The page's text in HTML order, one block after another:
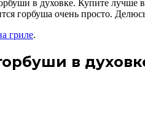
в духовке. Купите
горбуша очень просто.
гриле.
в